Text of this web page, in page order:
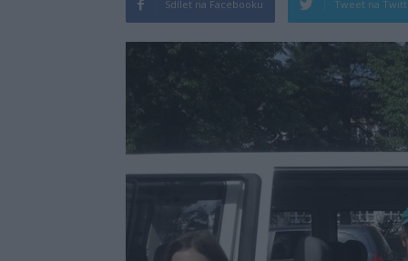
Sdílet na Facebooku Tweet na